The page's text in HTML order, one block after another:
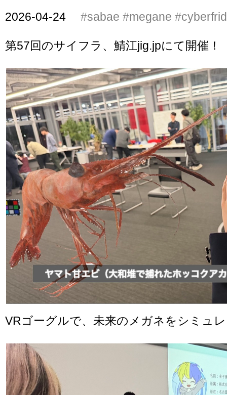
2026-04-24 #sabae #megane
第57回のサイフラ、鯖江jig.jpにて開催！
VRゴーグルで、未来のメガネをシミュ